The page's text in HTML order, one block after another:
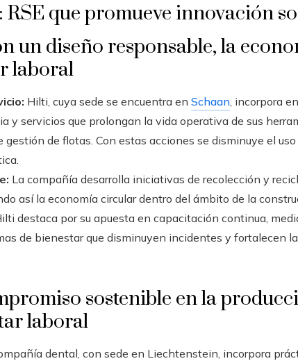
RSE que promueve innovación
un diseño responsable, la
laboral
Hilti, cuya sede se encuentra en Schaan , incorpora
y servicios que prolongan la vida operativa de sus
de flotas. Con estas acciones se disminuye el
La compañía desarrolla iniciativas de recolección y
así la economía circular dentro del ámbito de la
destaca por su apuesta en capacitación continua,
de bienestar que disminuyen incidentes y fortalecen
sostenible en la
laboral
dental, con sede en Liechtenstein, incorpora